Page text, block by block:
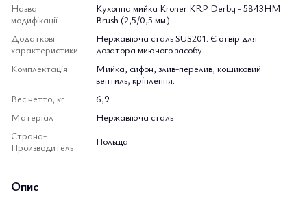
Назва
модифікації
Кухонна мийка Kroner KRP Derby - 5843HM
Brush (2,5/0,5 мм)
Додаткові
характеристики
Нержавіюча сталь SUS201. Є отвір для
дозатора миючого засобу.
Комплектація
Мийка, сифон, злив-перелив, кошиковий
вентиль, кріплення.
Вес нетто, кг
6,9
Матеріал
Нержавіюча сталь
Страна-
Производитель
Польща
Опис